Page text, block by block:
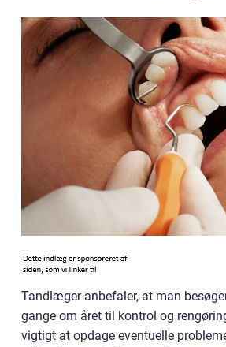
Tandlæger anbefaler, at man
gange om året til kontrol og
vigtigt at opdage eventuelle